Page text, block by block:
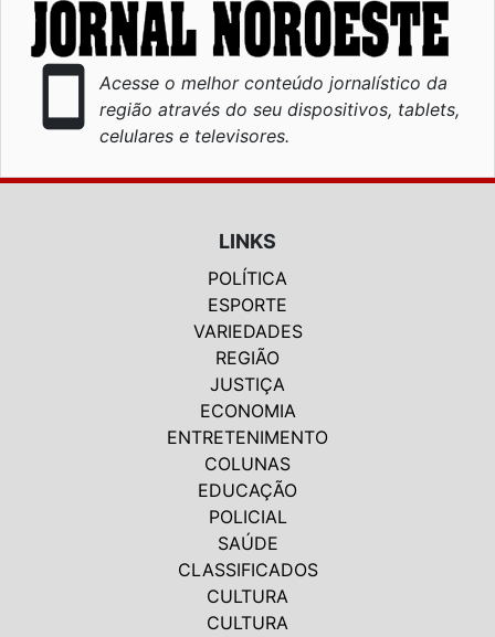
smartphone
Acesse o melhor conteúdo jornalístico da
região através do seu dispositivos, tablets,
celulares e televisores.
LINKS
POLÍTICA
ESPORTE
VARIEDADES
REGIÃO
JUSTIÇA
ECONOMIA
ENTRETENIMENTO
COLUNAS
EDUCAÇÃO
POLICIAL
SAÚDE
CLASSIFICADOS
CULTURA
CULTURA